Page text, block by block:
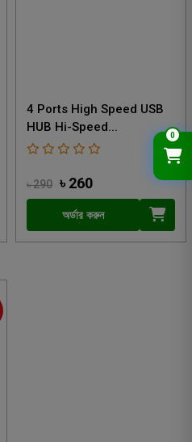
4 Ports High Speed USB
HUB Hi-Speed...
৳ 290 ৳ 260
অর্ডার করুন
0